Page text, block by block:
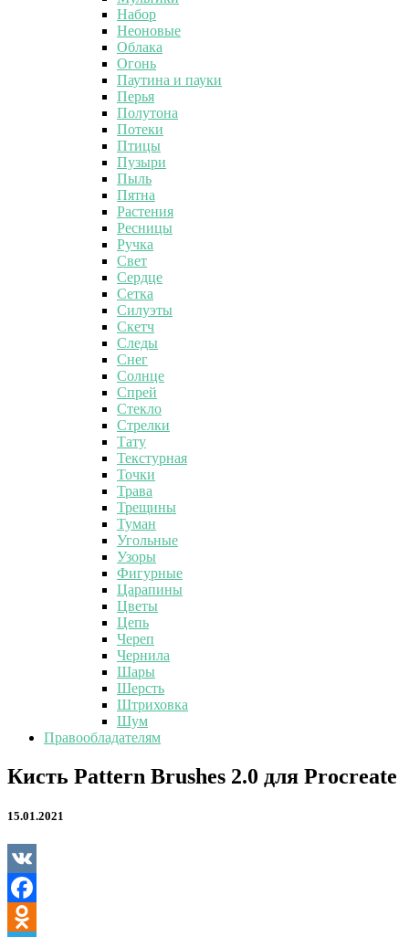
Набор
Неоновые
Облака
Огонь
Паутина и пауки
Перья
Полутона
Потеки
Птицы
Пузыри
Пыль
Пятна
Растения
Ресницы
Ручка
Свет
Сердце
Сетка
Силуэты
Скетч
Следы
Снег
Солнце
Спрей
Стекло
Стрелки
Тату
Текстурная
Точки
Трава
Трещины
Туман
Угольные
Узоры
Фигурные
Царапины
Цветы
Цепь
Череп
Чернила
Шары
Шерсть
Штриховка
Шум
Правообладателям
Кисть
Pattern
2.0
Procreate
Кисть Pattern Brushes 2.0 для Procreate
15.01.2021
VK
Facebook